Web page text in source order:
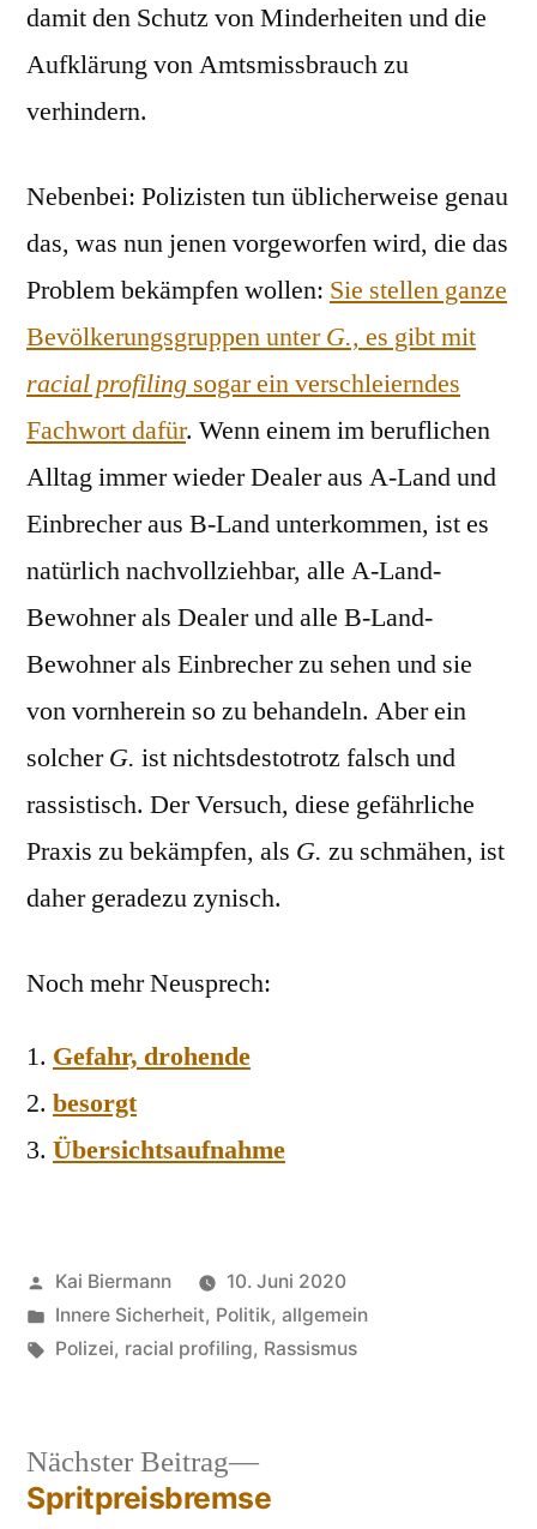
damit den Schutz von Minderheiten und die
Aufklärung von Amtsmissbrauch zu
verhindern.
Nebenbei: Polizisten tun üblicherweise genau
das, was nun jenen vorgeworfen wird, die das
Problem bekämpfen wollen: Sie stellen ganze
Bevölkerungsgruppen unterG., es gibt mit
racial profiling sogar ein verschleierndes
Fachwort dafür. Wenn einem im beruflichen
Alltag immer wieder Dealer aus A-Land und
Einbrecher aus B-Land unterkommen, ist es
natürlich nachvollziehbar, alle A-Land-
Bewohner als Dealer und alle B-Land-
Bewohner als Einbrecher zu sehen und sie
von vornherein so zu behandeln. Aber ein
solcherG. ist nichtsdestotrotz falsch und
rassistisch. Der Versuch, diese gefährliche
Praxis zu bekämpfen, als G. zu schmähen, ist
daher geradezu zynisch.
Noch mehr Neusprech:
Gefahr, drohende
besorgt
Übersichtsaufnahme
Veröffentlicht
von
Kai Biermann
10. Juni 2020
Veröffentlicht
in
Innere Sicherheit, Politik, allgemein
Schlagwörter:
Polizei, racial profiling, Rassismus
Nächster Beitrag
Nächster
Beitrag:
Spritpreisbremse